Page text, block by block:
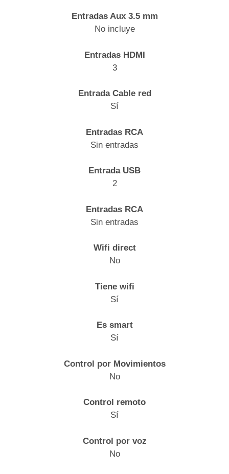
Entradas Aux 3.5 mm
No incluye
Entradas HDMI
3
Entrada Cable red
Sí
Entradas RCA
Sin entradas
Entrada USB
2
Entradas RCA
Sin entradas
Wifi direct
No
Tiene wifi
Sí
Es smart
Sí
Control por Movimientos
No
Control remoto
Sí
Control por voz
No